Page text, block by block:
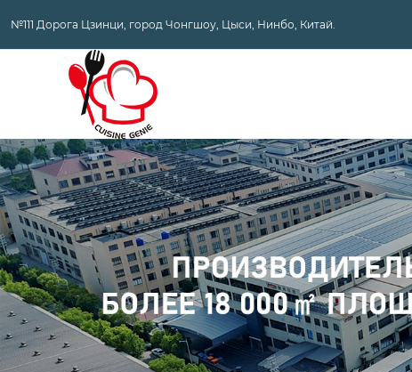
№111 Дорога Цзинци, город Чонгшоу, Цыси, Нинбо, Китай.